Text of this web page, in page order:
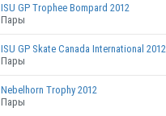
ISU GP Trophee Bompard 2012
Пары
ISU GP Skate Canada International 2012
Пары
Nebelhorn Trophy 2012
Пары